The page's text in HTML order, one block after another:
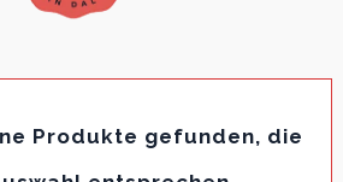
Produkte gefunden, die